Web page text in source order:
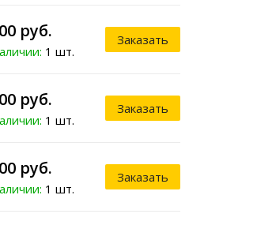
руб.
1 шт.
Заказать
руб.
1 шт.
Заказать
руб.
1 шт.
Заказать